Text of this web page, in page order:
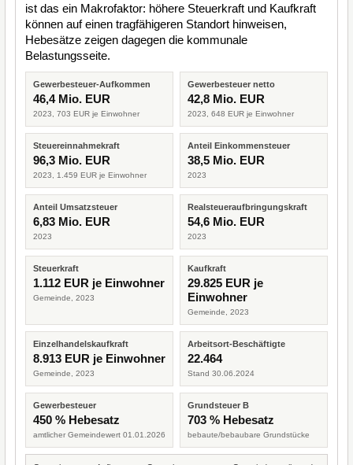
ist das ein Makrofaktor: höhere Steuerkraft und Kaufkraft
können auf einen tragfähigeren Standort hinweisen,
Hebesätze zeigen dagegen die kommunale
Belastungsseite.
Gewerbesteuer-Aufkommen
46,4 Mio. EUR
2023, 703 EUR je Einwohner
Gewerbesteuer netto
42,8 Mio. EUR
2023, 648 EUR je Einwohner
Steuereinnahmekraft
96,3 Mio. EUR
2023, 1.459 EUR je Einwohner
Anteil Einkommensteuer
38,5 Mio. EUR
2023
Anteil Umsatzsteuer
6,83 Mio. EUR
2023
Realsteueraufbringungskraft
54,6 Mio. EUR
2023
Steuerkraft
1.112 EUR je Einwohner
Gemeinde, 2023
Kaufkraft
29.825 EUR je
Einwohner
Gemeinde, 2023
Einzelhandelskaufkraft
8.913 EUR je Einwohner
Gemeinde, 2023
Arbeitsort-Beschäftigte
22.464
Stand 30.06.2024
Gewerbesteuer
450 % Hebesatz
amtlicher Gemeindewert 01.01.2026
Grundsteuer B
703 % Hebesatz
bebaute/bebaubare Grundstücke